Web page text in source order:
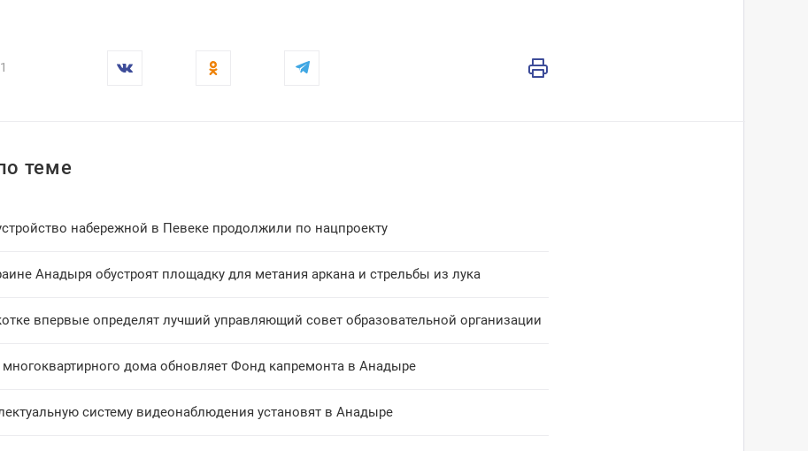
теме
набережной в Певеке продолжили по нацпроекту
Анадыря обустроят площадку для метания аркана и стрельбы из лука
впервые определят лучший управляющий совет образовательной организации
дома обновляет Фонд капремонта в Анадыре
систему видеонаблюдения установят в Анадыре